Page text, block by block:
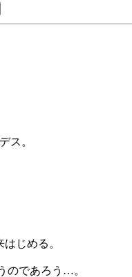
ス。
じめる。
のであろう…。